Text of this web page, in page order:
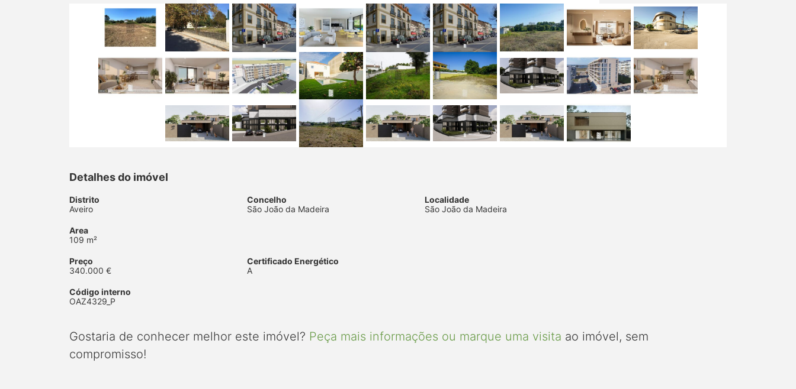
Detalhes do imóvel
Distrito
Aveiro
Concelho
São João da Madeira
Localidade
São João da Madeira
Area
109 m²
Preço
340.000 €
Certificado Energético
A
Código interno
OAZ4329_P
Gostaria de conhecer melhor este imóvel? Peça mais informações ou marque uma visita ao imóvel, sem
compromisso!